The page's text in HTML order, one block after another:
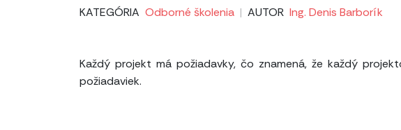
KATEGÓRIA Odborné školenia | AUTOR Ing. Denis Barborík
Každý projekt má požiadavky, čo znamená, že každý
požiadaviek.